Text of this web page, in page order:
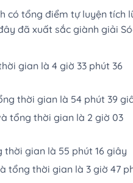
có tổng điểm tự luyện tích
đã xuất sắc giành giải
gian là 4 giờ 33 phút 36
thời gian là 54 phút 39
tổng thời gian là 2 giờ 03
thời gian là 55 phút 16 giây
tổng thời gian là 3 giờ 47